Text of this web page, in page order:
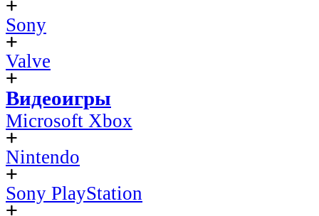
Sony
Valve
Видеоигры
Microsoft Xbox
Nintendo
Sony PlayStation